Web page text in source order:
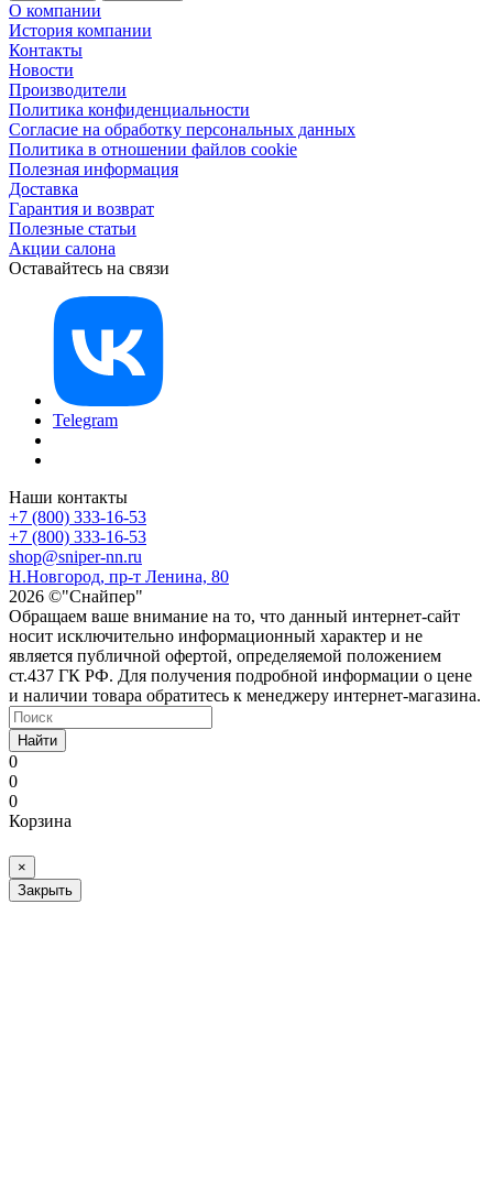
О компании
История компании
Контакты
Новости
Производители
Политика конфиденциальности
Согласие на обработку персональных данных
Политика в отношении файлов cookie
Полезная информация
Доставка
Гарантия и возврат
Полезные статьи
Акции салона
Оставайтесь на связи
Telegram
Наши контакты
+7 (800) 333-16-53
+7 (800) 333-16-53
shop@sniper-nn.ru
Н.Новгород, пр-т Ленина, 80
2026 ©"Снайпер"
Обращаем ваше внимание на то, что данный интернет-сайт
носит исключительно информационный характер и не
является публичной офертой, определяемой положением
ст.437 ГК РФ. Для получения подробной информации о цене
и наличии товара обратитесь к менеджеру интернет-магазина.
Найти
0
0
0
Корзина
×
Закрыть